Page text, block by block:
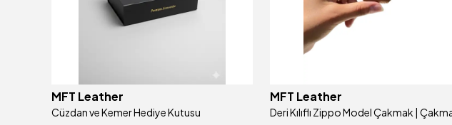
MFT Leather
Cüzdan ve Kemer Hediye Kutusu
MFT Leather